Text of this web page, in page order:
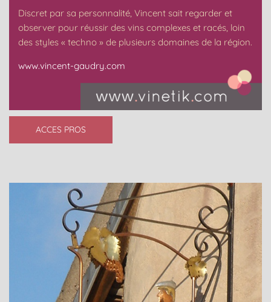
Discret par sa personnalité, Vincent sait regarder et
observer pour réussir des vins complexes et racés, loin
des styles « techno » de plusieurs domaines de la région.
www.vincent-gaudry.com
ACCES PROS